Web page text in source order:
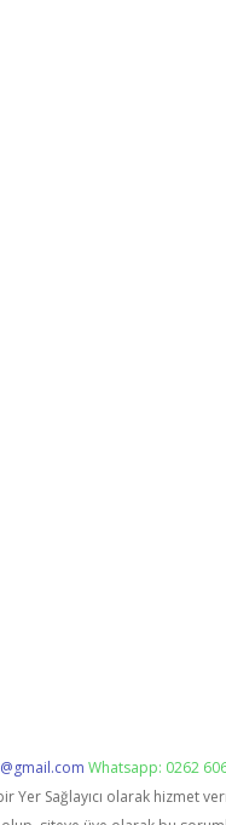
Whatsapp: 0262
Yer Sağlayıcı olarak